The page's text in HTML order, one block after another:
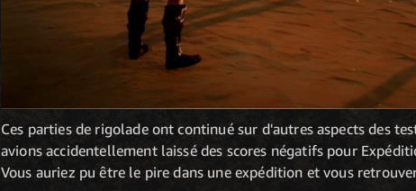
Ces parties de rigolade ont continué sur d'autres aspects des
avions accidentellement laissé des scores négatifs pour
Vous auriez pu être le pire dans une expédition et vous